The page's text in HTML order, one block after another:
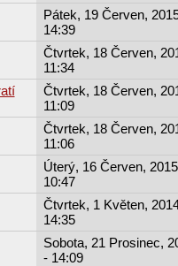
Pátek, 19 Červen,
14:39
Čtvrtek, 18 Červen,
11:34
Čtvrtek, 18 Červen,
11:09
Čtvrtek, 18 Červen,
11:06
Úterý, 16 Červen,
10:47
Čtvrtek, 1 Květen,
14:35
Sobota, 21 Prosinec,
- 14:09